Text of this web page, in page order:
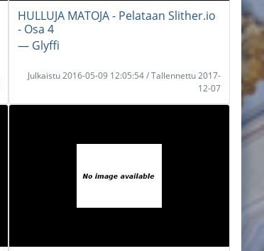
HULLUJA MATOJA - Pelataan Slither.io
- Osa 4
― Glyffi
Julkaistu 2016-05-09 12:05:54 / Tallennettu 2017-
12-07